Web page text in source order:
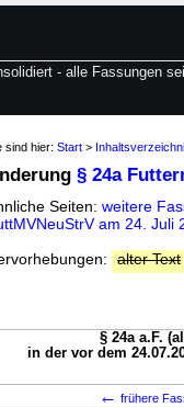
- alle Fassungen
sind hier: Start >
§ 24a
Seiten: weitere
am 24. Juli
alter Text
§ 24a a.F.
in der vor dem
← frühere